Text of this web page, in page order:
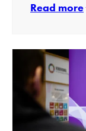
Read more